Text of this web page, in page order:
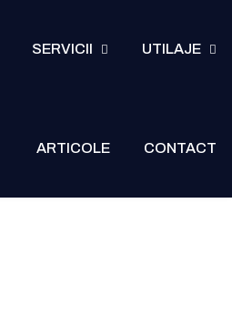
SERVICII UTILAJE
ARTICOLE CONTACT